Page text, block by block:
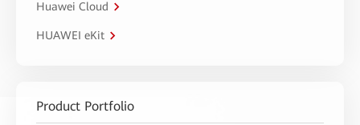
Huawei Cloud
HUAWEI eKit
Product Portfolio